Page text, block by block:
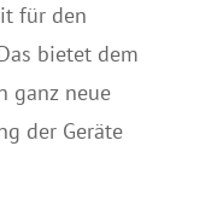
für den
bietet dem
ganz neue
der Geräte